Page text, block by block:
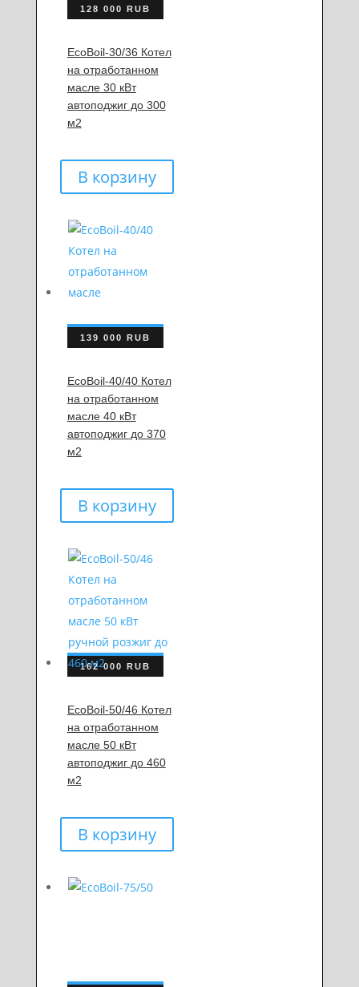
EcoBoil-30/36 Котел
на отработанном
масле 30 кВт
автоподжиг до 300
м2
128 000 RUB
В корзину
EcoBoil-40/40 Котел
на отработанном
масле 40 кВт
автоподжиг до 370
м2
139 000 RUB
В корзину
EcoBoil-50/46 Котел
на отработанном
масле 50 кВт
автоподжиг до 460
м2
162 000 RUB
В корзину